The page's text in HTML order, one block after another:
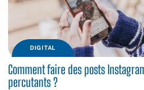
DIGITAL
Comment faire des posts
percutants ?